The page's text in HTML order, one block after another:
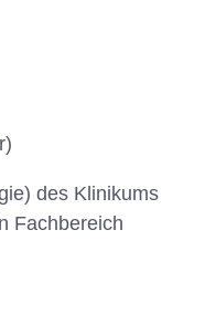
des Klinikums
Fachbereich